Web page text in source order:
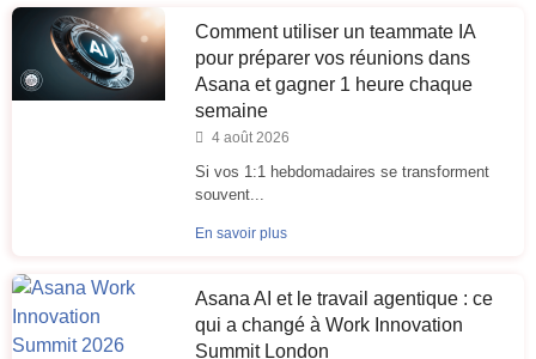
Comment utiliser un teammate IA
pour préparer vos réunions dans
Asana et gagner 1 heure chaque
semaine
4 août 2026
Si vos 1:1 hebdomadaires se transforment
souvent...
En savoir plus
Asana AI et le travail agentique : ce
qui a changé à Work Innovation
Summit London